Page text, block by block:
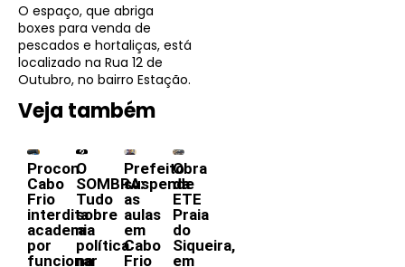
O espaço, que abriga
boxes para venda de
pescados e hortaliças, está
localizado na Rua 12 de
Outubro, no bairro Estação.
Veja também
Procon
Cabo
Frio
interdita
academia
por
funcionar
O
SOMBRA:
Tudo
sobre
a
política
na
Prefeito
suspende
as
aulas
em
Cabo
Frio
Obra
da
ETE
Praia
do
Siqueira,
em